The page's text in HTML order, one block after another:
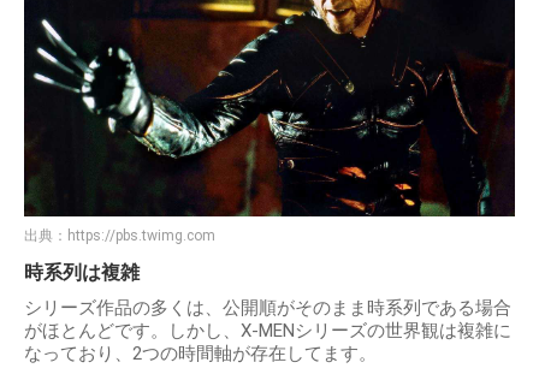
出典： https://pbs.twimg.com
時系列は複雑
シリーズ作品の多くは、公開順がそのまま時系列である場合
がほとんどです。しかし、X-MENシリーズの世界観は複雑に
なっており、2つの時間軸が存在してます。